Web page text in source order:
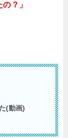
？」
(動画)